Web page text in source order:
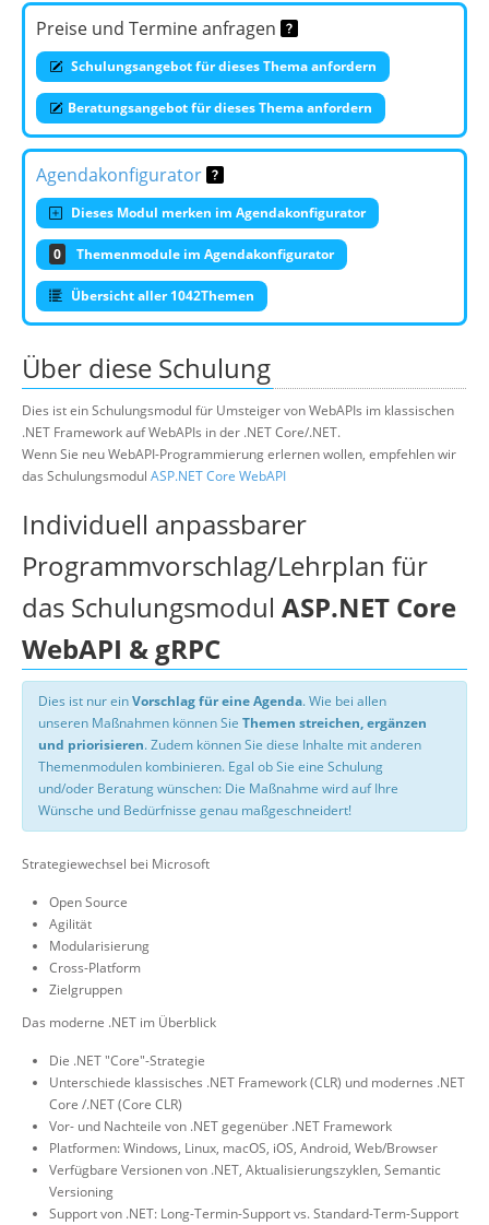
Preise und Termine anfragen
Schulungsangebot für dieses Thema anfordern
Beratungsangebot für dieses Thema anfordern
Agendakonfigurator
Dieses Modul merken im Agendakonfigurator
0 Themenmodule im Agendakonfigurator
Übersicht aller 1042Themen
Über diese Schulung
Dies ist ein Schulungsmodul für Umsteiger von WebAPIs im klassischen
.NET Framework auf WebAPIs in der .NET Core/.NET.
Wenn Sie neu WebAPI-Programmierung erlernen wollen, empfehlen wir
das Schulungsmodul ASP.NET Core WebAPI
Individuell anpassbarer
Programmvorschlag/Lehrplan für
das Schulungsmodul ASP.NET Core
WebAPI & gRPC
Dies ist nur einVorschlag für eine Agenda. Wie bei allen
unseren Maßnahmen können Sie Themen streichen, ergänzen
und priorisieren. Zudem können Sie diese Inhalte mit anderen
Themenmodulen kombinieren. Egal ob Sie eine Schulung
und/oder Beratung wünschen: Die Maßnahme wird auf Ihre
Wünsche und Bedürfnisse genau maßgeschneidert!
Strategiewechsel bei Microsoft
Open Source
Agilität
Modularisierung
Cross-Platform
Zielgruppen
Das moderne .NET im Überblick
Die .NET "Core"-Strategie
Unterschiede klassisches .NET Framework (CLR) und modernes .NET
Core /.NET (Core CLR)
Vor- und Nachteile von .NET gegenüber .NET Framework
Platformen: Windows, Linux, macOS, iOS, Android, Web/Browser
Verfügbare Versionen von .NET, Aktualisierungszyklen, Semantic
Versioning
Support von .NET: Long-Termin-Support vs. Standard-Term-Support